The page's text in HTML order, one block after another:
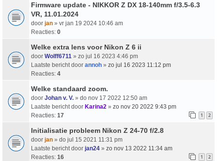
Firmware update - NIKKOR Z DX 18-140mm f/3.5-6.3
VR, 11.01.2024
door jan » vr jan 19 2024 10:46 am
Reacties: 0
Welke extra lens voor Nikon Z 6 ii
door Wolff6711 » zo jul 16 2023 4:46 pm
Laatste bericht door annoh » zo jul 16 2023 11:12 pm
Reacties: 4
Welke standaard zoom.
door Johan v. V. » do nov 17 2022 12:50 am
Laatste bericht door Karina2 » zo nov 20 2022 9:43 pm
Reacties: 17 1 2
Initialisatie probleem Nikon Z 24-70 f/2.8
door jan » do jul 15 2021 11:31 pm
Laatste bericht door jan24 » zo nov 13 2022 11:34 am
Reacties: 16 1 2